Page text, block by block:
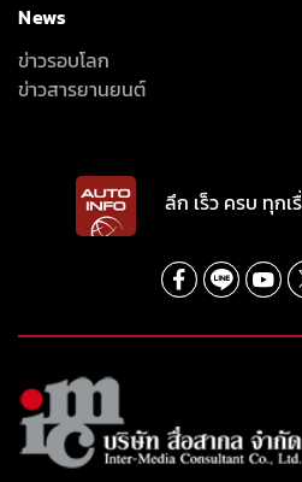
News
ข่าวรอบโลก
ข่าวสารยานยนต์
ลึก เร็ว ครบ ทุก